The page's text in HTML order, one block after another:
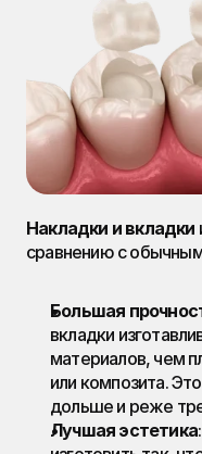
Накладки и вкладки
сравнению с
Большая
вкладки
материалов, чем
или композита.
дольше и реже
Лучшая эстетика